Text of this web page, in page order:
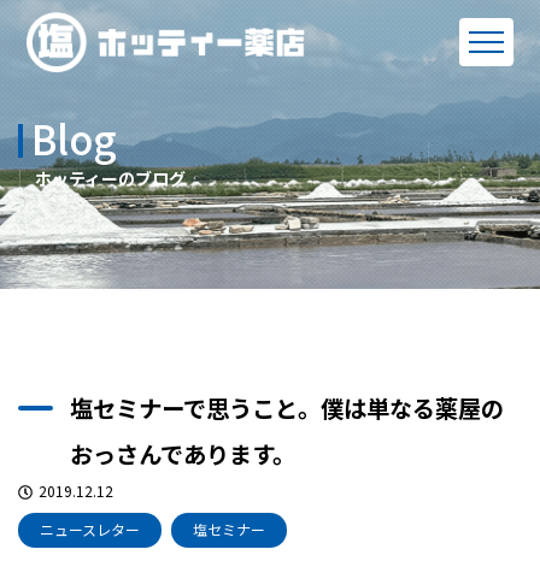
Blog
ホッティーのブログ
塩セミナーで思うこと。僕は単なる薬屋の
おっさんであります。
2019.12.12
ニュースレター
塩セミナー